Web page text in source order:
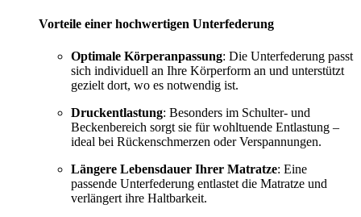
Vorteile einer hochwertigen Unterfederung
Optimale Körperanpassung: Die Unterfederung passt
sich individuell an Ihre Körperform an und unterstützt
gezielt dort, wo es notwendig ist.
Druckentlastung: Besonders im Schulter- und
Beckenbereich sorgt sie für wohltuende Entlastung –
ideal bei Rückenschmerzen oder Verspannungen.
Längere Lebensdauer Ihrer Matratze: Eine
passende Unterfederung entlastet die Matratze und
verlängert ihre Haltbarkeit.